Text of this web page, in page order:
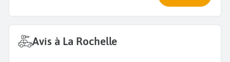
Avis à La Rochelle